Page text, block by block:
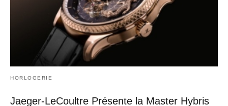
HORLOGERIE
Jaeger-LeCoultre Présente la Master Hybris